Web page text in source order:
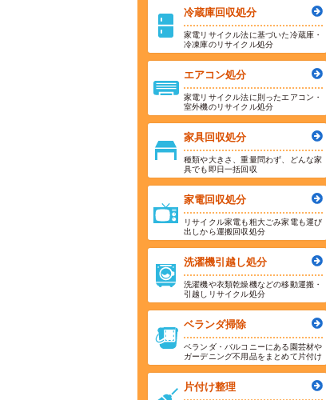
冷蔵庫回収処分
家電リサイクル法に基づいた冷蔵庫・
冷凍庫のリサイクル処分
エアコン処分
家電リサイクル法に則ったエアコン・
室外機のリサイクル処分
家具回収処分
種類や大きさ、重量問わず、どんな家
具でも即日一括回収
家電回収処分
リサイクル家電も粗大ごみ家電も運び
出しから運搬回収処分
洗濯機引越し処分
洗濯機や衣類乾燥機などの移動運搬・
引越しリサイクル処分
ベランダ掃除
ベランダ・バルコニーにある園芸材や
ガーデニング不用品をまとめて片付け
片付け整理